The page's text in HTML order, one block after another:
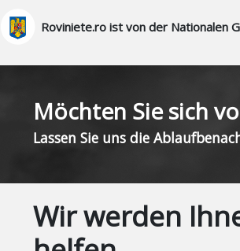
Roviniete.ro ist von der Nationalen
Möchten Sie sich
Lassen Sie uns die
Wir werden